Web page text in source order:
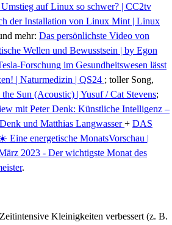
auf Linux so schwer? | CC2tv
der Installation von Linux Mint | Linux
mehr: Das persönlichste Video von
Wellen und Bewusstsein | by Egon
Forschung im Gesundheitswesen lässt
| Naturmedizin | QS24 ; toller Song,
Sun (Acoustic) | Yusuf / Cat Stevens;
mit Peter Denk: Künstliche Intelligenz –
und Matthias Langwasser+ DAS
energetische MonatsVorschau |
2023 - Der wichtigste Monat des
.
Kleinigkeiten verbessert (z. B.